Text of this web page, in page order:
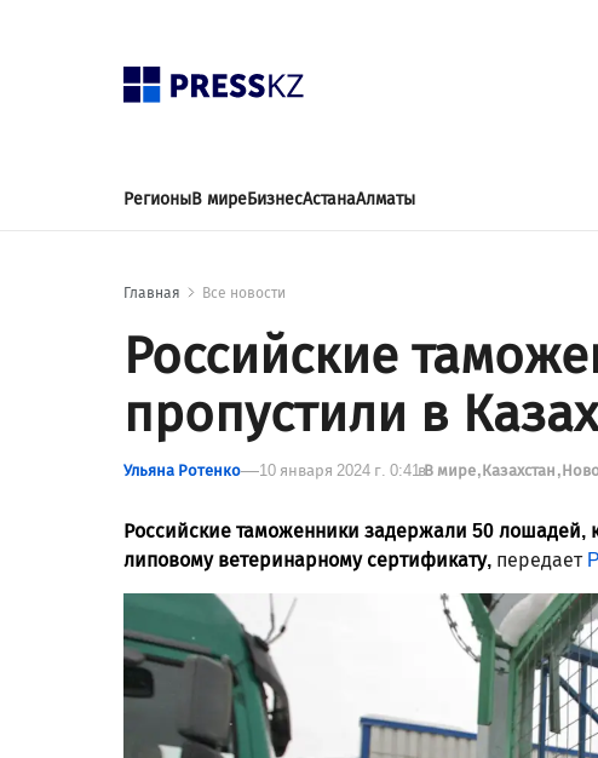
РегионыВ миреБизнесАстанаАлматы
Главная Все новости
Российские
пропустили в
Ульяна Ротенко 10 января 2024 г. 0:41вВ мире Казахстан
Российские таможенники задержали 50 лошадей,
липовому ветеринарному сертификату, передает